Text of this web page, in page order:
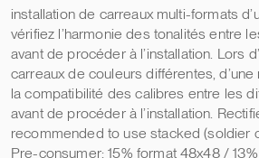
installation de carreaux multi-formats
vérifiez l’harmonie des tonalités entre
avant de procéder à l’installation. Lors
carreaux de couleurs différentes,
la compatibilité des calibres entre les
avant de procéder à l’installation.
recommended to use stacked (soldier
Pre-consumer: 15% format 48x48 /